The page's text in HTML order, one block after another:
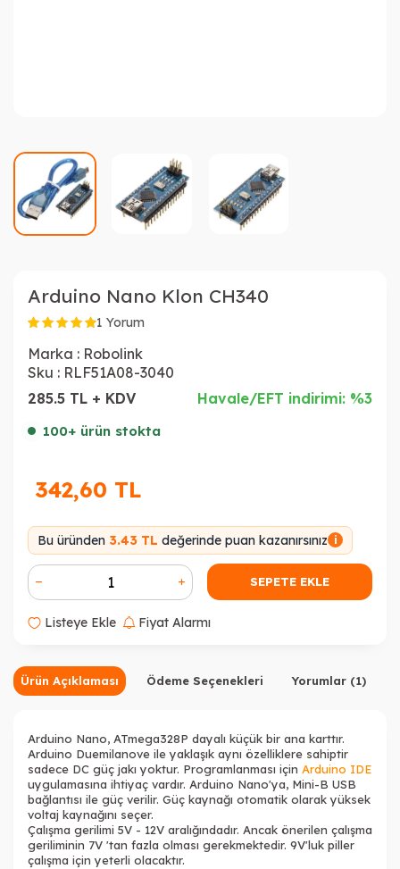
Arduino Nano Klon CH340
1 Yorum
Marka : Robolink
Sku : RLF51A08-3040
285.5 TL + KDV
Havale/EFT indirimi: %3
100+ ürün stokta
342,60 TL
Bu üründen 3.43 TL değerinde puan kazanırsınız i
SEPETE EKLE
Listeye Ekle Fiyat Alarmı
Ürün Açıklaması Ödeme Seçenekleri Yorumlar (1)
Arduino Nano, ATmega328P dayalı küçük bir ana karttır.
Arduino Duemilanove ile yaklaşık aynı özelliklere sahiptir
sadece DC güç jakı yoktur. Programlanması için Arduino IDE
uygulamasına ihtiyaç vardır. Arduino Nano'ya, Mini-B USB
bağlantısı ile güç verilir. Güç kaynağı otomatik olarak yüksek
voltaj kaynağını seçer.
Çalışma gerilimi 5V - 12V aralığındadır. Ancak önerilen çalışma
geriliminin 7V 'tan fazla olması gerekmektedir. 9V'luk piller
çalışma için yeterli olacaktır.